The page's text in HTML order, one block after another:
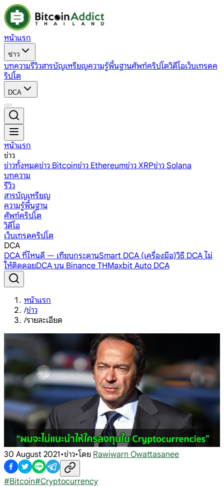
หน้าแรก
ข่าว
บทความรีวิวสารบัญเหรียญความรู้พื้นฐานศัพท์คริปโตวิดีโอเว็บเทรดค
ริปโต
DCA
หน้าแรก
ข่าว
ข่าวทั้งหมดข่าว Bitcoinข่าว Ethereumข่าว XRPข่าว Solana
บทความ
รีวิว
สารบัญเหรียญ
ความรู้พื้นฐาน
ศัพท์คริปโต
วิดีโอ
เว็บเทรดคริปโต
DCA
DCA ที่ไหนดี — เทียบกระดานSmart DCA (เครื่องมือ)วิธี DCA ไม่
ให้ติดดอยDCA บน Binance THMaxbit Auto DCA
หน้าแรก
/ข่าว
/รายละเอียด
30 August 2021•ข่าว•โดย Rawiwarn Owattasanee
#Bitcoin#Cryptocurrency